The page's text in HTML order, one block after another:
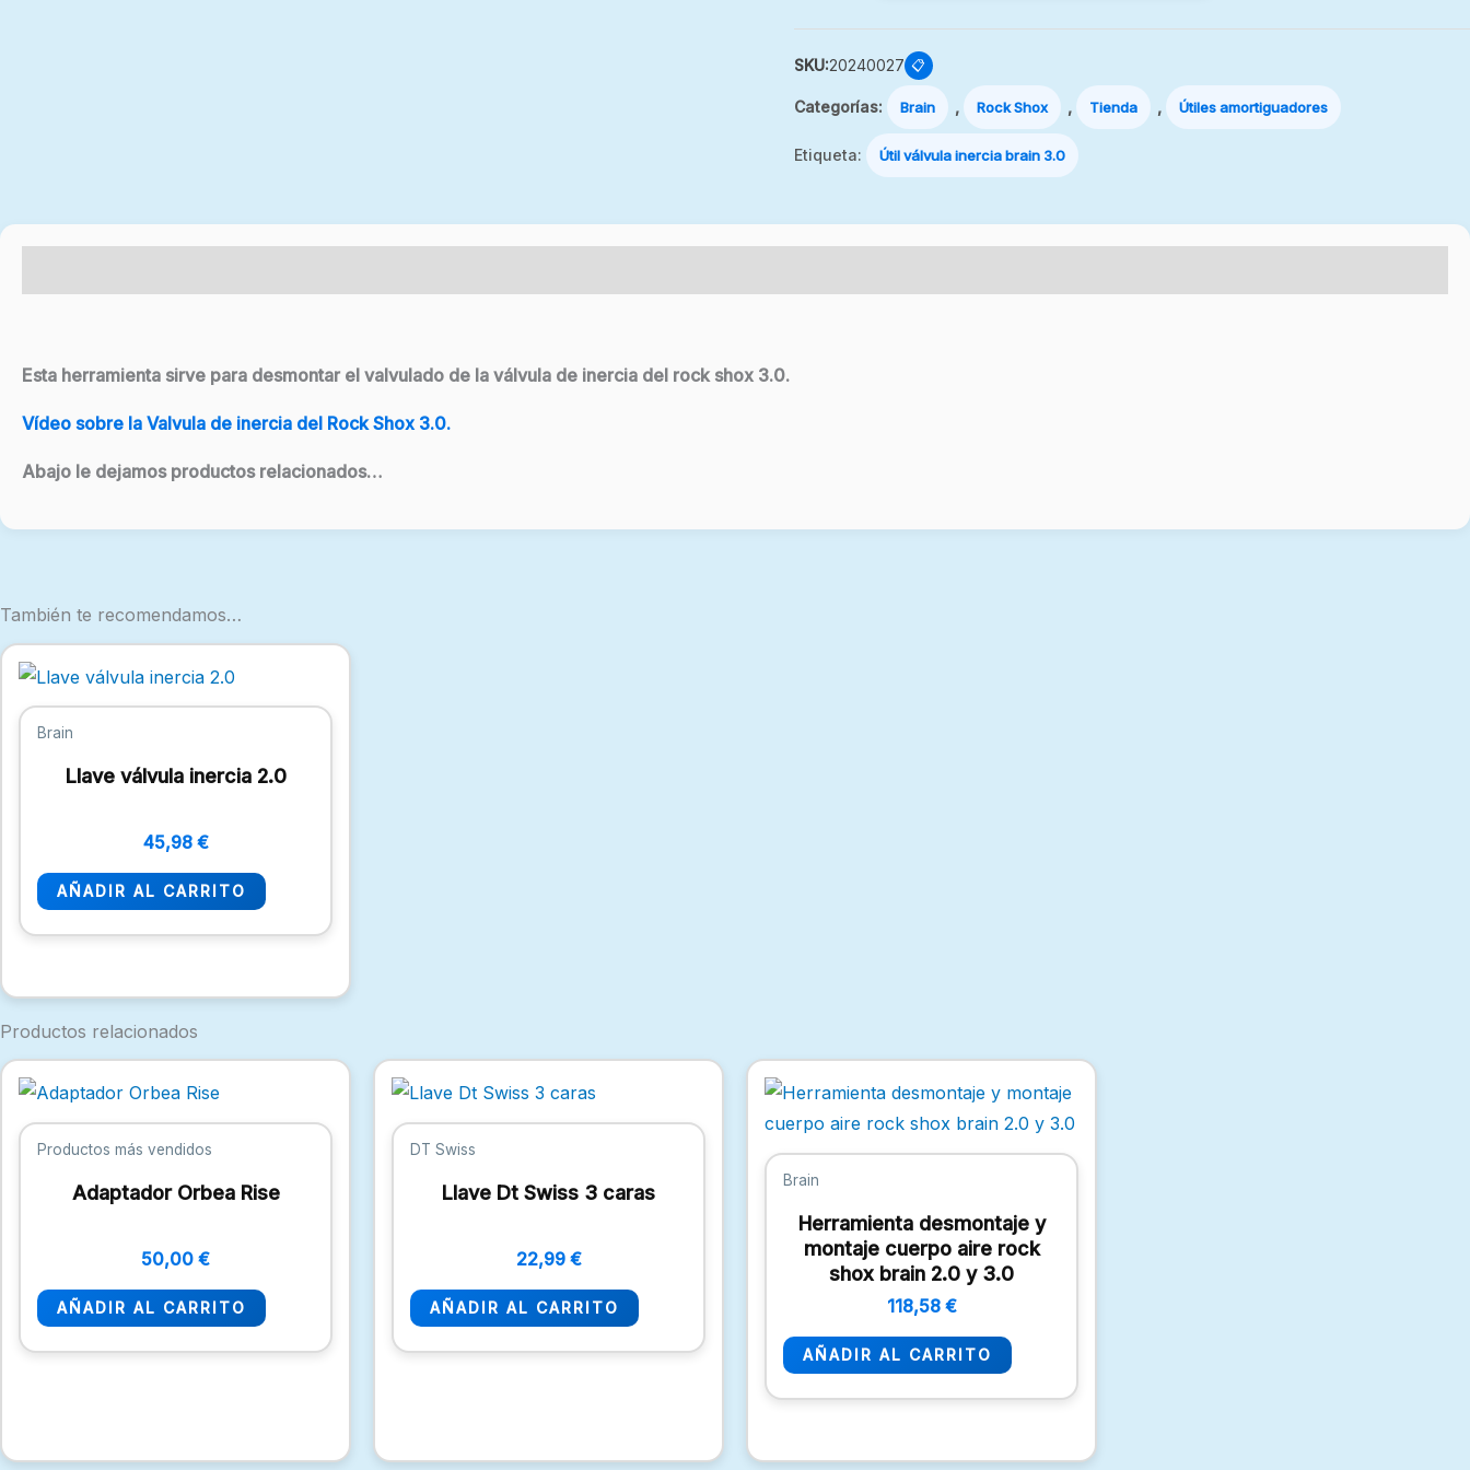
SKU:20240027 📋
Categorías: Brain , Rock Shox , Tienda , Útiles amortiguadores
Etiqueta: Útil válvula inercia brain 3.0
Esta herramienta sirve para desmontar el valvulado de la válvula de inercia del rock shox 3.0.
Vídeo sobre la Valvula de inercia del Rock Shox 3.0.
Abajo le dejamos productos relacionados…
También te recomendamos…
Brain
Llave válvula inercia 2.0
45,98 €
AÑADIR AL CARRITO
Productos relacionados
Productos más vendidos
Adaptador Orbea Rise
50,00 €
AÑADIR AL CARRITO
DT Swiss
Llave Dt Swiss 3 caras
22,99 €
AÑADIR AL CARRITO
Brain
Herramienta desmontaje y
montaje cuerpo aire rock
shox brain 2.0 y 3.0
118,58 €
AÑADIR AL CARRITO